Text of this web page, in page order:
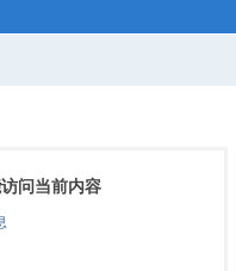
问当前内容